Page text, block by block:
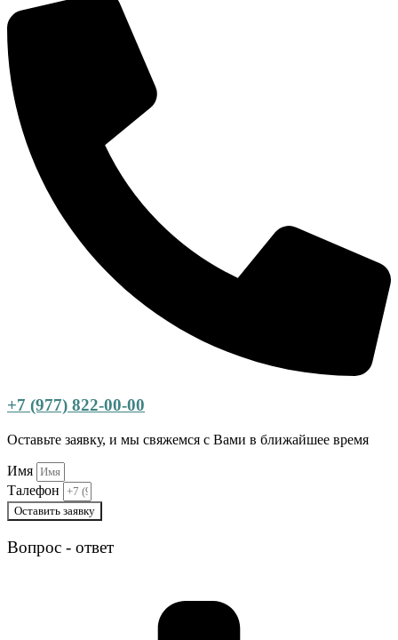
+7 (977) 822-00-00
Оставьте заявку, и мы свяжемся с Вами в ближайшее время
Имя
Талефон
Оставить заявку
Вопрос - ответ